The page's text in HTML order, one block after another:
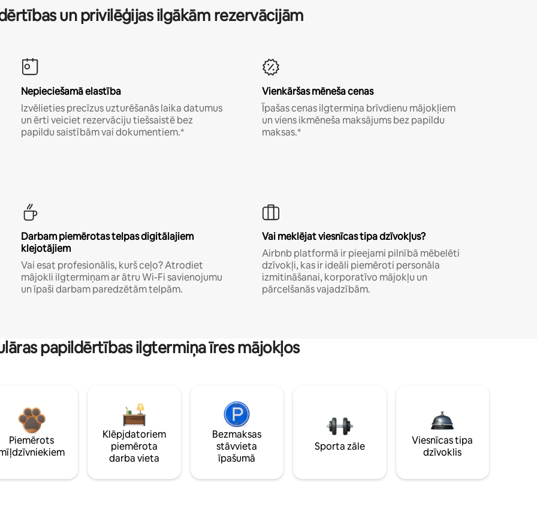
un privilēģijas ilgākām rezervācijām
Nepieciešamā elastība
Izvēlieties precīzus uzturēšanās laika datumus
un ērti veiciet rezervāciju tiešsaistē bez
papildu saistībām vai dokumentiem.*
Vienkāršas mēneša cenas
Īpašas cenas ilgtermiņa brīvdienu mājokļiem
un viens ikmēneša maksājums bez papildu
maksas.*
Darbam piemērotas telpas digitālajiem
klejotājiem
Vai esat profesionālis, kurš ceļo? Atrodiet
mājokli ilgtermiņam ar ātru Wi-Fi savienojumu
un īpaši darbam paredzētām telpām.
Vai meklējat viesnīcas tipa dzīvokļus?
Airbnb platformā ir pieejami pilnībā mēbelēti
dzīvokļi, kas ir ideāli piemēroti personāla
izmitināšanai, korporatīvo mājokļu un
pārcelšanās vajadzībām.
papildērtības ilgtermiņa īres mājokļos
Piemērots
Klēpjdatoriem
piemērota
darba vieta
Bezmaksas
stāvvieta
īpašumā
Sporta zāle
Viesnīcas tipa
dzīvoklis